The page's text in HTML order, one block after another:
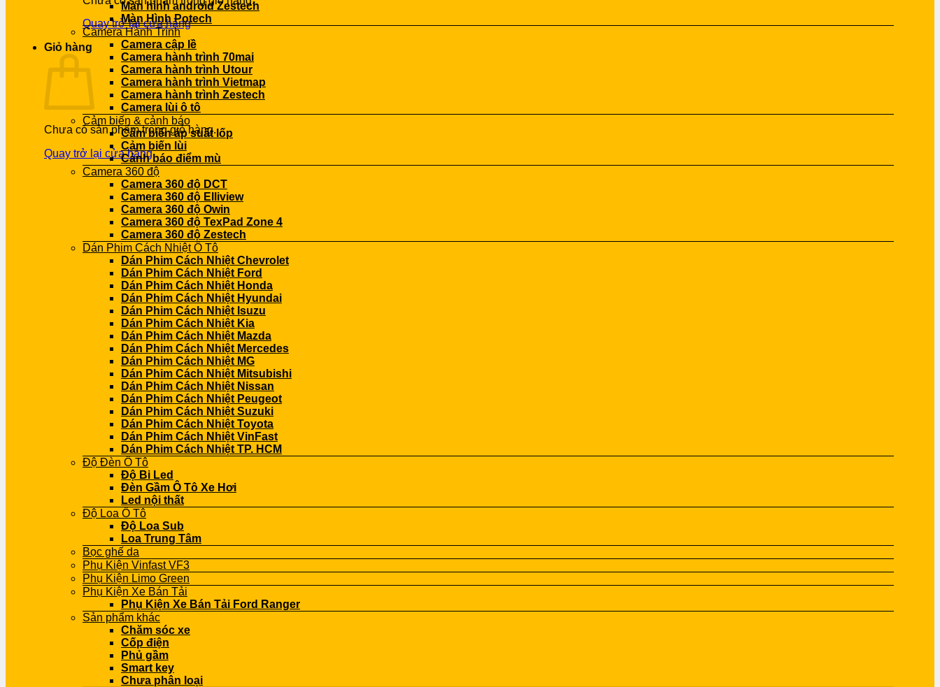
Quay trở lại cửa hàng
Giỏ hàng
Chưa có sản phẩm trong giỏ hàng.
Quay trở lại cửa hàng
Màn hình android Zestech
Màn Hình Potech
Camera Hành Trình
Camera cập lề
Camera hành trình 70mai
Camera hành trình Utour
Camera hành trình Vietmap
Camera hành trình Zestech
Camera lùi ô tô
Cảm biến & cảnh báo
Cảm biến áp suất lốp
Cảm biến lùi
Cảnh báo điểm mù
Camera 360 độ
Camera 360 độ DCT
Camera 360 độ Elliview
Camera 360 độ Owin
Camera 360 độ TexPad Zone 4
Camera 360 độ Zestech
Dán Phim Cách Nhiệt Ô Tô
Dán Phim Cách Nhiệt Chevrolet
Dán Phim Cách Nhiệt Ford
Dán Phim Cách Nhiệt Honda
Dán Phim Cách Nhiệt Hyundai
Dán Phim Cách Nhiệt Isuzu
Dán Phim Cách Nhiệt Kia
Dán Phim Cách Nhiệt Mazda
Dán Phim Cách Nhiệt Mercedes
Dán Phim Cách Nhiệt MG
Dán Phim Cách Nhiệt Mitsubishi
Dán Phim Cách Nhiệt Nissan
Dán Phim Cách Nhiệt Peugeot
Dán Phim Cách Nhiệt Suzuki
Dán Phim Cách Nhiệt Toyota
Dán Phim Cách Nhiệt VinFast
Dán Phim Cách Nhiệt TP. HCM
Độ Đèn Ô Tô
Độ Bi Led
Đèn Gầm Ô Tô Xe Hơi
Led nội thất
Độ Loa Ô Tô
Độ Loa Sub
Loa Trung Tâm
Bọc ghế da
Phụ Kiện Vinfast VF3
Phụ Kiện Limo Green
Phụ Kiện Xe Bán Tải
Phụ Kiện Xe Bán Tải Ford Ranger
Sản phẩm khác
Chăm sóc xe
Cốp điện
Phủ gầm
Smart key
Chưa phân loại